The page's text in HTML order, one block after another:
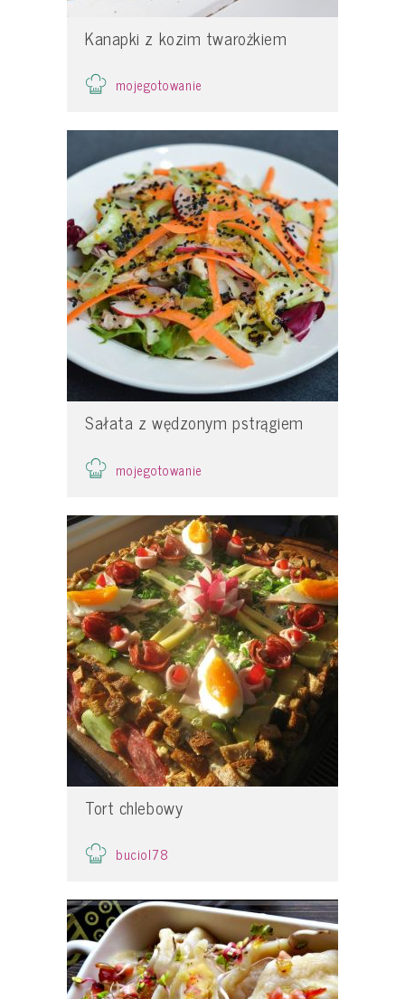
Kanapki z kozim twarożkiem
mojegotowanie
Sałata z wędzonym pstrągiem
mojegotowanie
Tort chlebowy
buciol78